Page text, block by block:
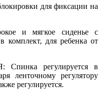
для фиксации на
и мягкое сиденье с
комплект, для ребенка от
регулируется в
ленточному регулятору
регулируется.